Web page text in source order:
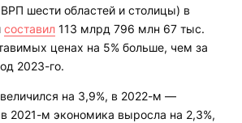
шести областей и столицы) в
составил 113 млрд 796 млн 67 тыс.
ценах на 5% больше, чем за
2023-го.
на 3,9%, в 2022-м —
2021-м экономика выросла на 2,3%,